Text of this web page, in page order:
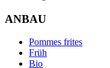
ANBAU
Pommes frites
Früh
Bio